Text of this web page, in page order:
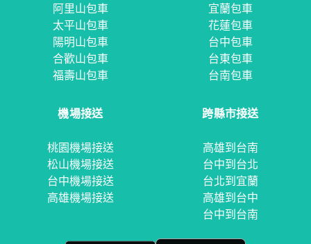
阿里山包車
太平山包車
陽明山包車
合歡山包車
福壽山包車
宜蘭包車
花蓮包車
台中包車
台東包車
台南包車
機場接送
桃園機場接送
松山機場接送
台中機場接送
高雄機場接送
跨縣市接送
高雄到台南
台中到台北
台北到宜蘭
高雄到台中
台中到台南